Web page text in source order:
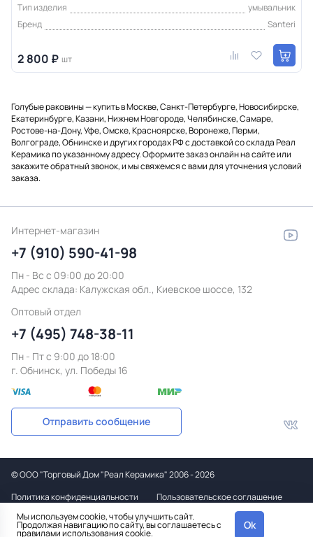
Тип изделия
умывальник
Бренд
Santeri
2 800 ₽ шт
Голубые раковины — купить в Москве, Санкт-Петербурге, Новосибирске,
Екатеринбурге, Казани, Нижнем Новгороде, Челябинске, Самаре,
Ростове-на-Дону, Уфе, Омске, Красноярске, Воронеже, Перми,
Волгограде, Обнинске и других городах РФ с доставкой со склада Реал
Керамика по указанному адресу. Оформите заказ онлайн на сайте или
закажите обратный звонок, и мы свяжемся с вами для уточнения условий
заказа.
Интернет-магазин
+7 (910) 590-41-98
Пн - Вс с 09:00 до 20:00
Адрес склада: Калужская обл., Киевское шоссе, 132
Оптовый отдел
+7 (495) 748-38-11
Пн - Пт c 9:00 до 18:00
г. Обнинск, ул. Победы 16
Отправить сообщение
©ООО "Торговый Дом "Реал Керамика"2006 - 2026
Политика конфиденциальности
Пользовательское соглашение
Дизайн
и вёрстка
Мы используем cookie, чтобы улучшить сайт.
Продолжая навигацию по сайту, вы соглашаетесь с
правилами использованияcookie.
Ok